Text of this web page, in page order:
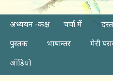
अध्ययन -कक्ष चर्चा में
पुस्तक
भाषान्तर मेरी
ऑडियो